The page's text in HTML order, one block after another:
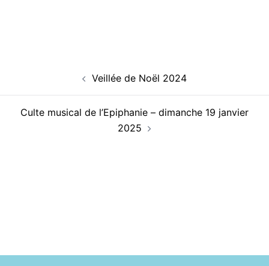
Veillée de Noël 2024
Culte musical de l’Epiphanie – dimanche 19 janvier
2025